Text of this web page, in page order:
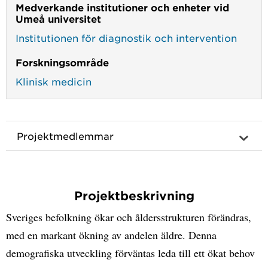
Medverkande institutioner och enheter vid
Umeå universitet
Institutionen för diagnostik och intervention
Forskningsområde
Klinisk medicin
Projektmedlemmar
Projektbeskrivning
Sveriges befolkning ökar och åldersstrukturen förändras,
med en markant ökning av andelen äldre. Denna
demografiska utveckling förväntas leda till ett ökat behov